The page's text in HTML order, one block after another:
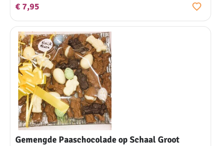
€ 7,95
Gemengde Paaschocolade op Schaal Groot